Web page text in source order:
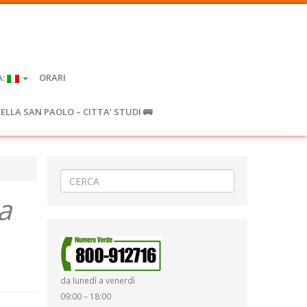
ORARI
SAN PAOLO – CITTA’ STUDI 🚌
da lunedì a venerdì
09:00 – 18:00